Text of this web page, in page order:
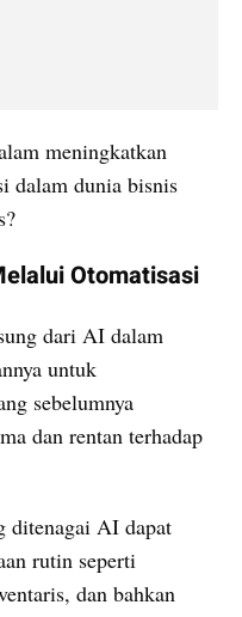
meningkatkan
dalam dunia bisnis
Otomatisasi
dari AI dalam
untuk
sebelumnya
dan rentan terhadap
ditenagai AI dapat
rutin seperti
dan bahkan